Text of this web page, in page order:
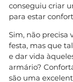
conseguiu criar
para estar
Sim, não precisa
festa, mas que
e dar vida
armário?
são uma